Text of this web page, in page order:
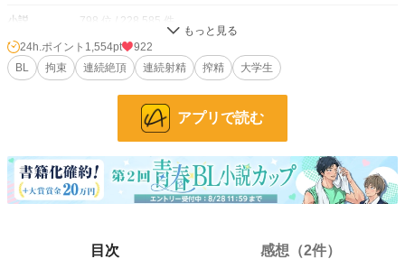
小説 798 位 / 228,585 件
BL 131 位 / 31,383 件
お気に入り 392
更新日時 2022.07.13 01:20
2022.07.13 01:20
24h.ポイント 1,554pt
922
BL
拘束 連続絶頂 連続射精 搾精 大学生
アプリで読む
目次 感想（2件）